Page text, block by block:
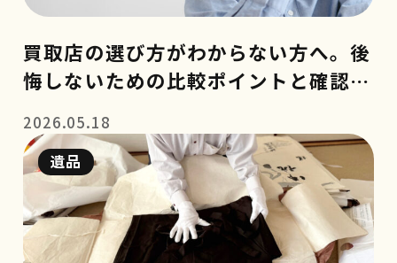
買取店の選び方がわからない方へ。後
悔しないための比較ポイントと確認事
2026.05.18
遺品